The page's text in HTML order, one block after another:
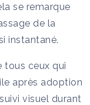
se remarque
de la
instantané.
tous ceux qui
après adoption
visuel durant